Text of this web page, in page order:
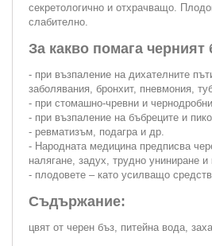
секретологично и отхрачващо.
слабително.
За какво помага черният
- при възпаление на дихателните
заболявания, бронхит, пневмония,
- при стомашно-чревни и
- при възпаление на бъбреците и
- ревматизъм, подагра и др.
- Народната медицина предписва
налягане, задух, трудно униниране и
- плодовете – като усилващо
Съдържание:
цвят от черен бъз, питейна вода,